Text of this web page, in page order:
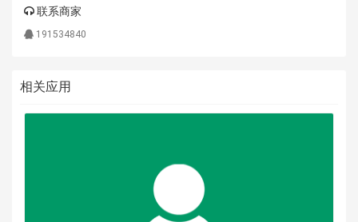
联系商家
191534840
相关应用